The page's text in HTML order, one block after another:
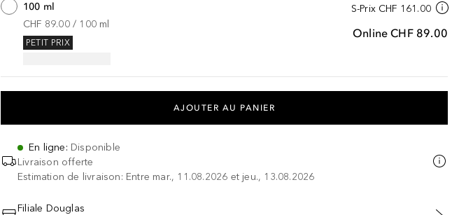
S-Prix CHF 161.00
Online CHF 89.00
100 ml
CHF 89.00 / 100 ml
PETIT PRIX
AJOUTER AU PANIER
En ligne: Disponible
Livraison offerte
Estimation de livraison: Entre mar., 11.08.2026 et jeu., 13.08.2026
Filiale Douglas